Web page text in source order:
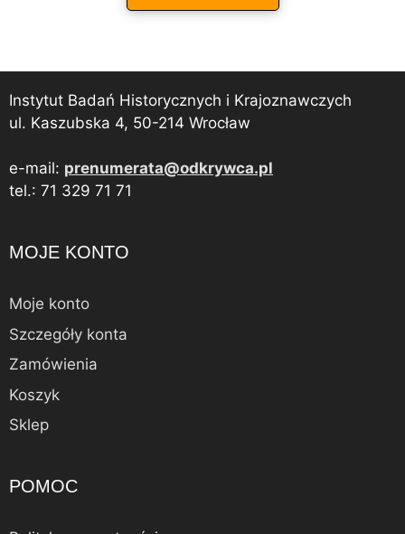
Instytut Badań Historycznych i Krajoznawczych
ul. Kaszubska 4, 50-214 Wrocław
e-mail: prenumerata@odkrywca.pl
tel.: 71 329 71 71
MOJE KONTO
Moje konto
Szczegóły konta
Zamówienia
Koszyk
Sklep
POMOC